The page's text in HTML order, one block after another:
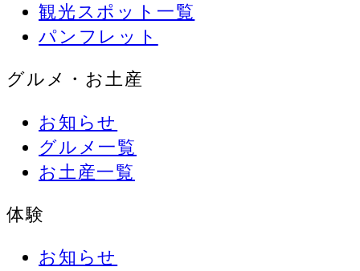
観光スポット一覧
パンフレット
グルメ・お土産
お知らせ
グルメ一覧
お土産一覧
体験
お知らせ